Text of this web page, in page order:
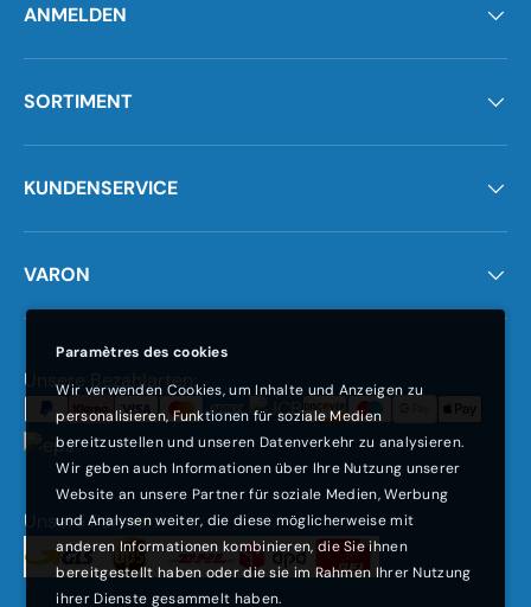
ANMELDEN
SORTIMENT
KUNDENSERVICE
VARON
Moyens de paiement acceptés
Unsere Bezahlarten:
Unsere Partner:
Paramètres des cookies
Wir verwenden Cookies, um Inhalte und Anzeigen zu
personalisieren, Funktionen für soziale Medien
bereitzustellen und unseren Datenverkehr zu analysieren.
Wir geben auch Informationen über Ihre Nutzung unserer
Website an unsere Partner für soziale Medien, Werbung
und Analysen weiter, die diese möglicherweise mit
anderen Informationen kombinieren, die Sie ihnen
bereitgestellt haben oder die sie im Rahmen Ihrer Nutzung
ihrer Dienste gesammelt haben.